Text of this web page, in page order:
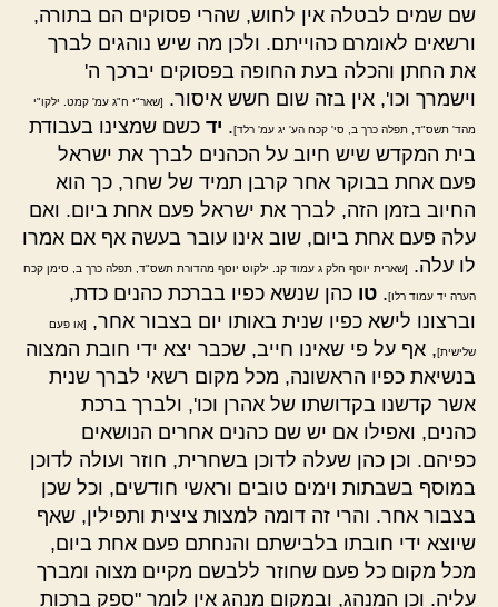
שם שמים לבטלה אין לחוש, שהרי פסוקים הם בתורה,
ורשאים לאומרם כהוייתם. ולכן מה שיש נוהגים לברך
את החתן והכלה בעת החופה בפסוקים יברכך ה'
וישמרך וכו', אין בזה שום חשש איסור.
[שאר"י ח"ג עמ' קמט. ילקו"י
מהד' תשס"ד, תפלה כרך ב, סי' קכח הע' יג עמ' רלד]. יד כשם שמצינו בעבודת
בית המקדש שיש חיוב על הכהנים לברך את ישראל
פעם אחת בבוקר אחר קרבן תמיד של שחר, כך הוא
החיוב בזמן הזה, לברך את ישראל פעם אחת ביום. ואם
עלה פעם אחת ביום, שוב אינו עובר בעשה אף אם אמרו
לו עלה.
[שארית יוסף חלק ג עמוד קנ. ילקוט יוסף מהדורת תשס"ד, תפלה כרך ב, סימן קכח
הערה יד עמוד רלו]. טו כהן שנשא כפיו בברכת כהנים כדת,
וברצונו לישא כפיו שנית באותו יום בצבור אחר,
[או פעם
שלישית], אף על פי שאינו חייב, שכבר יצא ידי חובת המצוה
בנשיאת כפיו הראשונה, מכל מקום רשאי לברך שנית
אשר קדשנו בקדושתו של אהרן וכו', ולברך ברכת
כהנים, ואפילו אם יש שם כהנים אחרים הנושאים
כפיהם. וכן כהן שעלה לדוכן בשחרית, חוזר ועולה לדוכן
במוסף בשבתות וימים טובים וראשי חודשים, וכל שכן
בצבור אחר. והרי זה דומה למצות ציצית ותפילין, שאף
שיוצא ידי חובתו בלבישתם והנחתם פעם אחת ביום,
מכל מקום כל פעם שחוזר ללבשם מקיים מצוה ומברך
עליה. וכן המנהג, ובמקום מנהג אין לומר "ספק ברכות